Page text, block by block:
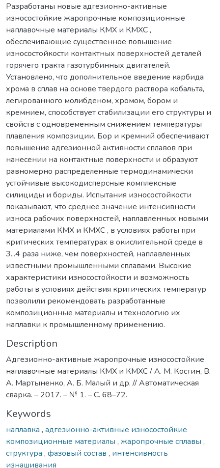
Разработаны новые адгезионно-активные
износостойкие жаропрочные композиционные
наплавочные материалы КМХ и КМХС ,
обеспечивающие существенное повышение
износостойкости контактных поверхностей деталей
горячего тракта газотурбинных двигателей.
Установлено, что дополнительное введение карбида
хрома в сплав на основе твердого раствора кобальта,
легированного молибденом, хромом, бором и
кремнием, способствует стабилизации его структуры и
свойств с одновременным снижением температуры
плавления композиции. Бор и кремний обеспечивают
повышение адгезионной активности сплавов при
нанесении на контактные поверхности и образуют
равномерно распределенные термодинамически
устойчивые высокодисперсные комплексные
силициды и бориды. Испытания износостойкости
показывают, что среднее значение интенсивности
износа рабочих поверхностей, наплавленных новыми
материалами КМХ и КМХС , в условиях работы при
критических температурах в окислительной среде в
3...4 раза ниже, чем поверхностей, наплавленных
известными промышленными сплавами. Высокие
характеристики износостойкости и возможность
работы в условиях действия критических температур
позволили рекомендовать разработанные
композиционные материалы и технологию их
наплавки к промышленному применению.
Description
Адгезионно-активные жаропрочные износостойкие
наплавочные материалы КМХ и КМХС / А. М. Костин, В.
А. Мартыненко, А. Б. Малый и др. // Автоматическая
сварка. – 2017. – № 1. – С. 68–72.
Keywords
наплавка , адгезионно-активные износостойкие
композиционные материалы , жаропрочные сплавы ,
структура , фазовый состав , интенсивность
изнашивания